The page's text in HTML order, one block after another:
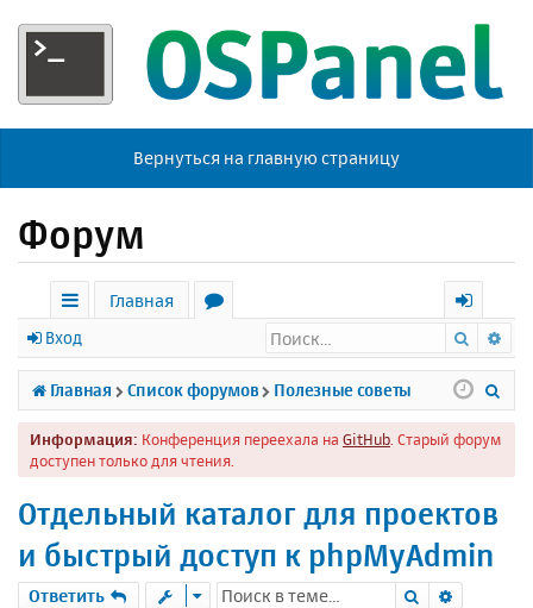
Вернуться на главную страницу
Форум
с
ы
л
к
Главная
р
у
м
х
о
д
Вход Поиск
Главная Список форумов Полезные советы
Информация: Конференция переехала на GitHub . Старый форум
доступен только для чтения.
Отдельный каталог для проектов
и быстрый доступ к phpMyAdmin
Ответить Поиск